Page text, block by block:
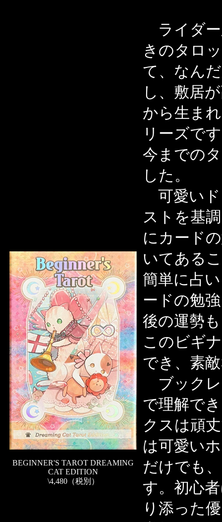
BEGINNER'S TAROT DREAMING
CAT EDITION
\4,480（税別）
ライダー
きのタロ
て、なん
し、敷居
から生ま
リーズで
今までの
した。
可愛いド
ストを基
にカード
いてある
簡単に占
ードの勉
後の運勢
このビギ
でき、素
ブックレ
で理解で
クスは頑
は可愛い
だけでも
す。初心
り添った